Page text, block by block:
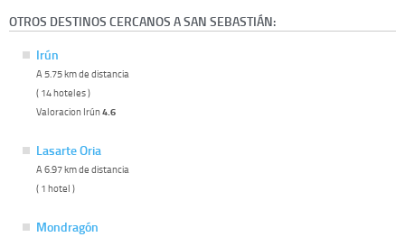
OTROS DESTINOS CERCANOS A SAN SEBASTIÁN:
Irún
A 5.75 km de distancia
( 14 hoteles )
Valoracion Irún4.6
Lasarte Oria
A 6.97 km de distancia
( 1 hotel )
Mondragón